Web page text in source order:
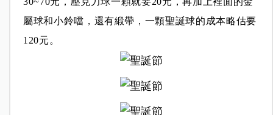
屬球和小鈴噹，還有緞帶，一顆聖誕球的成本略估要
120元。